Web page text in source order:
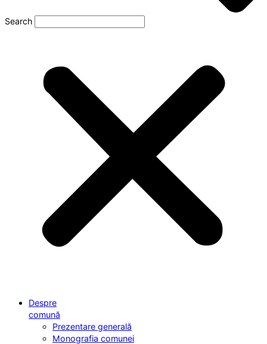
Search
Despre
comună
Prezentare generală
Monografia comunei